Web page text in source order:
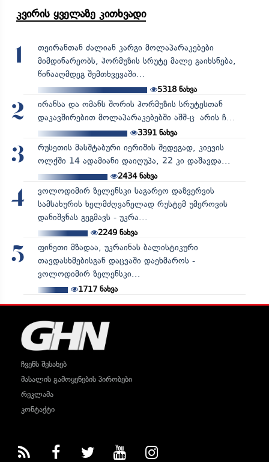
კვირის ყველაზე კითხვადი
1
თეირანთან ძალიან კარგი მოლაპარაკებები
მიმდინარეობს, ჰორმუზის სრუტე მალე გაიხსნება,
წინააღმდეგ შემთხვევაში...
5318 ნახვა
2
ირანსა და ომანს შორის ჰორმუზის სრუტესთან
დაკავშირებით მოლაპარაკებებში აშშ-ც არის ჩ...
3391ნახვა
3
რუსეთის მასშტაბური იერიშის შედეგად, კიევის
ოლქში 14 ადამიანი დაიღუპა, 22 კი დაშავდა...
2434ნახვა
4
ვოლოდიმირ ზელენსკი საგარეო დაზვერვის
სამსახურის ხელმძღვანელად რუსტემ უმეროვის
დანიშვნას გეგმავს - უკრა...
2249ნახვა
5
ფინეთი მზადაა, უკრაინას ბალისტიკური
თავდასხმებისგან დაცვაში დაეხმაროს -
ვოლოდიმირ ზელენსკი...
1717ნახვა
ჩვენს შესახებ
მასალის გამოყენების პირობები
რეკლამა
კონტაქტი